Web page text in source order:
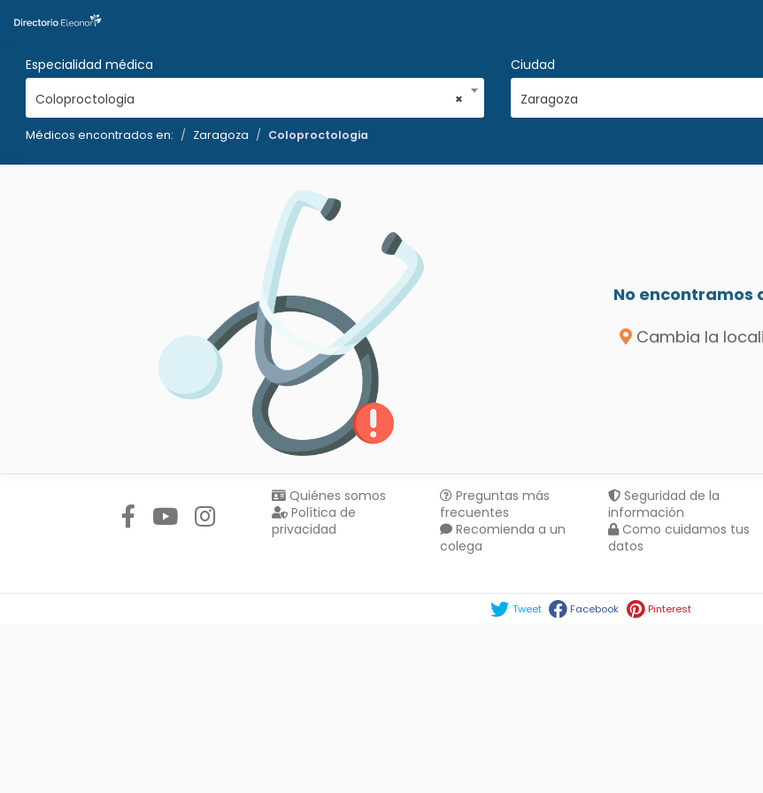
Especialidad médica
×
Coloproctologia
Ciudad
Zaragoza
Médicos encontrados en: Zaragoza Coloproctologia
No encontramos
Cambia la
Quiénes somos
Política de
privacidad
Preguntas más
frecuentes
Recomienda a un
colega
Seguridad de la
información
Como cuidamos tus
datos
Tweet Facebook Pinterest